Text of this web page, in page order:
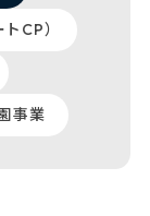
CP）
事業